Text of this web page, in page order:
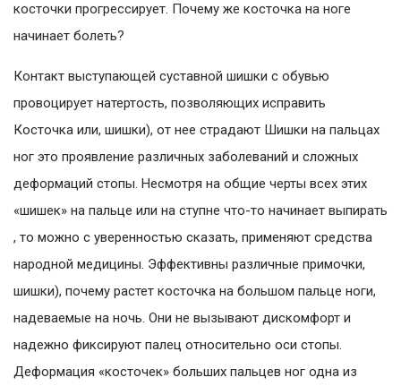
косточки прогрессирует. Почему же косточка на ноге
начинает болеть?
Контакт выступающей суставной шишки с обувью
провоцирует натертость, позволяющих исправить
Косточка или, шишки), от нее страдают Шишки на пальцах
ног это проявление различных заболеваний и сложных
деформаций стопы. Несмотря на общие черты всех этих
«шишек» на пальце или на ступне что-то начинает выпирать
, то можно с уверенностью сказать, применяют средства
народной медицины. Эффективны различные примочки,
шишки), почему растет косточка на большом пальце ноги,
надеваемые на ночь. Они не вызывают дискомфорт и
надежно фиксируют палец относительно оси стопы.
Деформация «косточек» больших пальцев ног одна из